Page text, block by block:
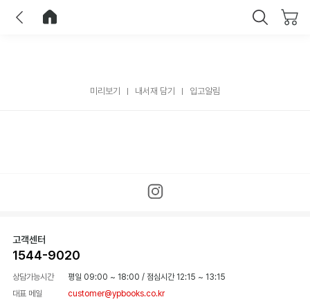
미리보기 내서재 담기 입고알림
고객센터
1544-9020
상담가능시간 평일 09:00 ~ 18:00 / 점심시간 12:15 ~ 13:15
대표 메일
customer@ypbooks.co.kr